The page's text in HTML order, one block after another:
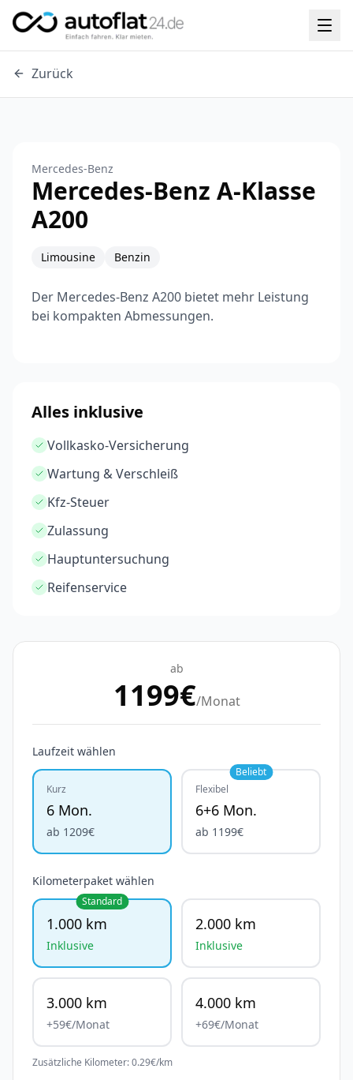
Zurück
Mercedes-Benz
Mercedes-Benz A-Klasse
A200
Limousine Benzin
Der Mercedes-Benz A200 bietet mehr Leistung
bei kompakten Abmessungen.
Alles inklusive
Vollkasko-Versicherung
Wartung & Verschleiß
Kfz-Steuer
Zulassung
Hauptuntersuchung
Reifenservice
ab
1199€/Monat
Laufzeit wählen
Kurz
6 Mon.
ab 1209€
Beliebt
Flexibel
6+6 Mon.
ab 1199€
Kilometerpaket wählen
Standard
1.000 km
Inklusive
2.000 km
Inklusive
3.000 km
+59€/Monat
4.000 km
+69€/Monat
Zusätzliche Kilometer:0.29€/km